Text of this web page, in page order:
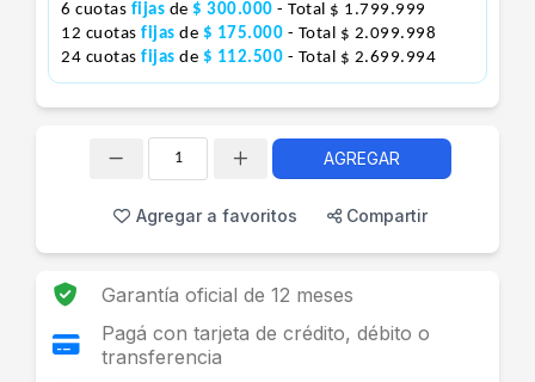
6 cuotas fijas de $ 300.000 - Total $ 1.799.999
12 cuotas fijas de $ 175.000 - Total $ 2.099.998
24 cuotas fijas de $ 112.500 - Total $ 2.699.994
AGREGAR
Agregar a favoritos Compartir
Garantía oficial de 12 meses
Pagá con tarjeta de crédito, débito o
transferencia